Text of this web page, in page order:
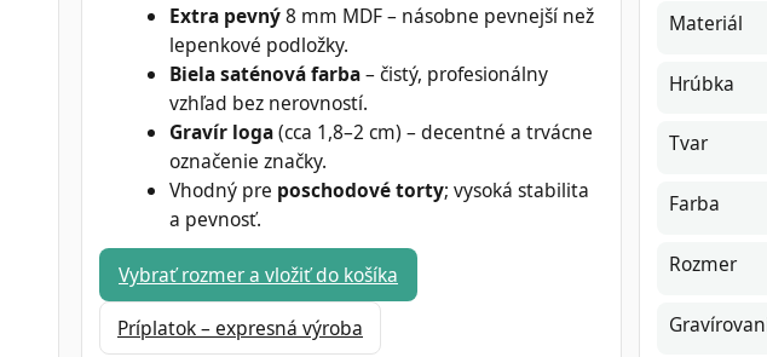
Extra pevný8 mm MDF – násobne pevnejší než
lepenkové podložky.
Biela saténová farba– čistý, profesionálny
vzhľad bez nerovností.
Gravír loga(cca 1,8–2 cm) – decentné a trvácne
označenie značky.
Vhodný pre poschodové torty; vysoká stabilita
a pevnosť.
Vybrať rozmer a vložiť do košíka
Príplatok – expresná výroba
Materiál
Hrúbka
Tvar
Farba
Rozmer